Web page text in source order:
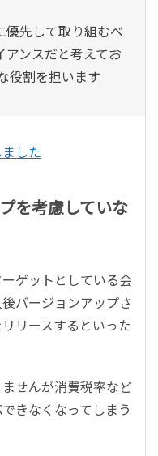
優先して取り組むべ
ンスだと考えてお
役割を担います
した
を考慮していな
ゲットとしている会
バージョンアップさ
リースするといった
せんが消費税率など
きなくなってしまう